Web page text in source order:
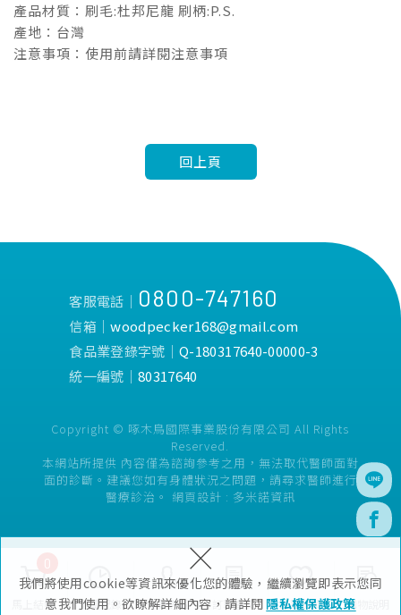
我們將使用cookie等資訊來優化您的體驗，繼續瀏覽即表示您同
意我們使用。欲瞭解詳細內容，請詳閱隱私權保護政策
×
產品材質：刷毛:杜邦尼龍 刷柄:P.S.
產地：台灣
注意事項：使用前請詳閱注意事項
回上頁
客服電話│ 0800-747160
信箱│woodpecker168@gmail.com
食品業登錄字號│Q-180317640-00000-3
統一編號│80317640
Copyright © 啄木鳥國際事業股份有限公司 All Rights
Reserved.
本網站所提供 內容僅為諮詢參考之用，無法取代醫師面對
面的診斷。建議您如有身體狀況之問題，請尋求醫師進行
醫療診治。 網頁設計 : 多米諾資訊
0
馬上結帳 瀏覽紀錄 會員專區 訂單查詢 追蹤清單 購物說明